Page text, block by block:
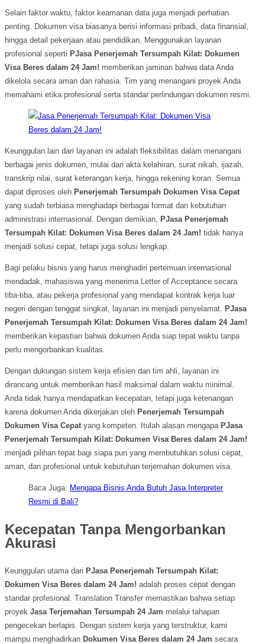
Selain faktor waktu, faktor keamanan data juga menjadi perhatian
penting. Dokumen visa biasanya berisi informasi pribadi, data finansial,
hingga detail pekerjaan atau pendidikan. Menggunakan layanan
profesional seperti PJasa Penerjemah Tersumpah Kilat: Dokumen
Visa Beres dalam 24 Jam! memberikan jaminan bahwa data Anda
dikelola secara aman dan rahasia. Tim yang menangani proyek Anda
memahami etika profesional serta standar perlindungan dokumen resmi.
Keunggulan lain dari layanan ini adalah fleksibilitas dalam menangani
berbagai jenis dokumen, mulai dari akta kelahiran, surat nikah, ijazah,
transkrip nilai, surat keterangan kerja, hingga rekening koran. Semua
dapat diproses oleh Penerjemah Tersumpah Dokumen Visa Cepat
yang sudah terbiasa menghadapi berbagai format dan kebutuhan
administrasi internasional. Dengan demikian, PJasa Penerjemah
Tersumpah Kilat: Dokumen Visa Beres dalam 24 Jam! tidak hanya
menjadi solusi cepat, tetapi juga solusi lengkap.
Bagi pelaku bisnis yang harus menghadiri pertemuan internasional
mendadak, mahasiswa yang menerima Letter of Acceptance secara
tiba-tiba, atau pekerja profesional yang mendapat kontrak kerja luar
negeri dengan tenggat singkat, layanan ini menjadi penyelamat. PJasa
Penerjemah Tersumpah Kilat: Dokumen Visa Beres dalam 24 Jam!
memberikan kepastian bahwa dokumen Anda siap tepat waktu tanpa
perlu mengorbankan kualitas.
Dengan dukungan sistem kerja efisien dan tim ahli, layanan ini
dirancang untuk memberikan hasil maksimal dalam waktu minimal.
Anda tidak hanya mendapatkan kecepatan, tetapi juga ketenangan
karena dokumen Anda dikerjakan oleh Penerjemah Tersumpah
Dokumen Visa Cepatyang kompeten. Itulah alasan mengapa PJasa
Penerjemah Tersumpah Kilat: Dokumen Visa Beres dalam 24 Jam!
menjadi pilihan tepat bagi siapa pun yang membutuhkan solusi cepat,
aman, dan profesional untuk kebutuhan terjemahan dokumen visa.
Baca Juga: Mengapa Bisnis Anda Butuh Jasa Interpreter
Resmi di Bali?
Kecepatan Tanpa Mengorbankan
Akurasi
Keunggulan utama dari PJasa Penerjemah Tersumpah Kilat:
Dokumen Visa Beres dalam 24 Jam! adalah proses cepat dengan
standar profesional. Translation Transfer memastikan bahwa setiap
proyek Jasa Terjemahan Tersumpah 24 Jam melalui tahapan
pengecekan berlapis. Dengan sistem kerja yang terstruktur, kami
mampu menghadirkan Dokumen Visa Beres dalam 24 Jam secara